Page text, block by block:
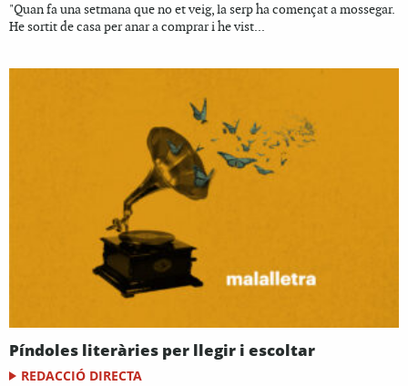
"Quan fa una setmana que no et veig, la serp ha començat a mossegar.
He sortit de casa per anar a comprar i he vist...
Píndoles literàries per llegir i escoltar
REDACCIÓ DIRECTA